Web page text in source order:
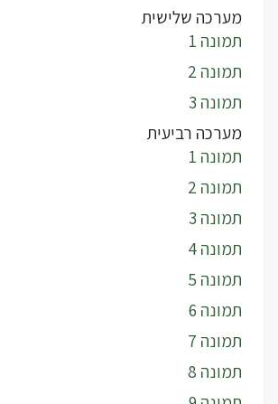
מערכה שלישית
תמונה 1
תמונה 2
תמונה 3
מערכה רביעית
תמונה 1
תמונה 2
תמונה 3
תמונה 4
תמונה 5
תמונה 6
תמונה 7
תמונה 8